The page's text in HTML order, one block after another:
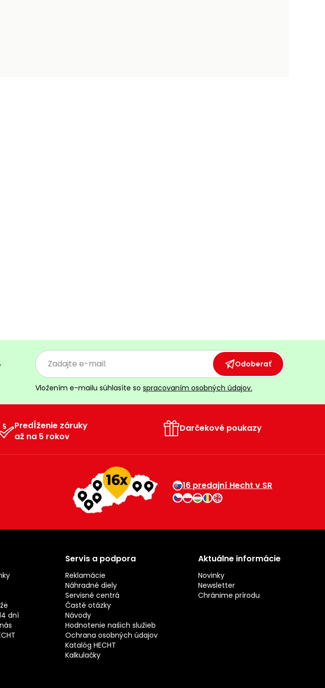
Odoberať
Vložením e-mailu súhlasíte so spracovaním osobných údajov.
Predĺženie záruky
až na 5 rokov
Darčekové poukazy
16 predajní Hecht v SR
dní
Servis a podpora
Reklamácie
Náhradné diely
Servisné centrá
Časté otázky
Návody
Hodnotenie našich služieb
Ochrana osobných údajov
Katalóg HECHT
Kalkulačky
Aktuálne informácie
Novinky
Newsletter
Chránime prírodu